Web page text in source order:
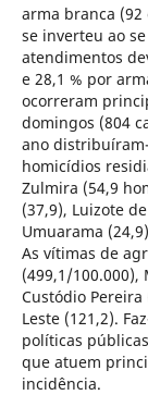
arma branca (92
se inverteu ao
atendimentos
e 28,1 % por
ocorreram
domingos (804
ano
homicídios
Zulmira (54,9
(37,9), Luizote
Umuarama
As vítimas de
(499,1/
Custódio
Leste (121,2).
políticas
que atuem
incidência.